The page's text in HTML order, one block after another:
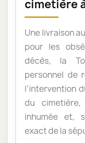
cimetière à
Une livraison
pour les
décès, la
personnel de
l’intervention
du
inhumée et,
exact de la